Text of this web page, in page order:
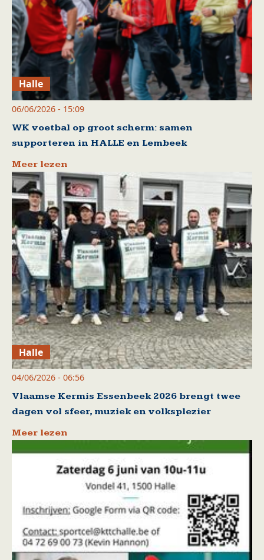
Halle
06/06/2026 - 15:09
WK voetbal op groot scherm: samen
supporteren in HALLE en Lembeek
Meer lezen
Halle
04/06/2026 - 06:56
Vlaamse Kermis Essenbeek 2026 brengt twee
dagen vol sfeer, muziek en volksplezier
Meer lezen